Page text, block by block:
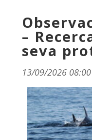
–
seva
13/09/2026 08:00